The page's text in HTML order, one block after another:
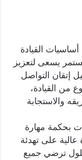
القيادة
يسعى لتعزيز
إتقان التواصل
من القيادة،
والاستجابة
بحكمة مهارة
عالية على تهدئة
ترضي جميع